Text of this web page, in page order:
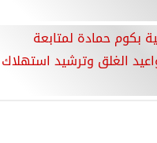
بكوم حمادة لمتابعة
الغلق وترشيد استهلاك